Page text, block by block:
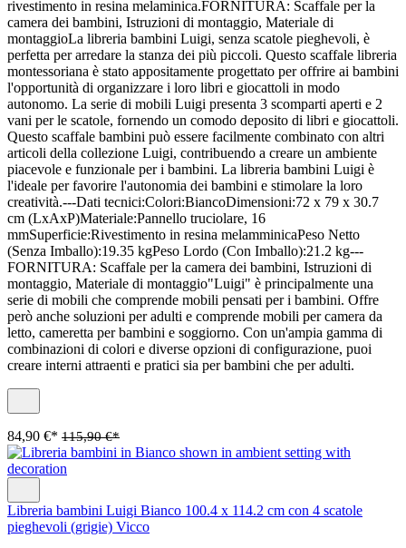
rivestimento in resina melaminica.FORNITURA: Scaffale per la
camera dei bambini, Istruzioni di montaggio, Materiale di
montaggioLa libreria bambini Luigi, senza scatole pieghevoli, è
perfetta per arredare la stanza dei più piccoli. Questo scaffale libreria
montessoriana è stato appositamente progettato per offrire ai bambini
l'opportunità di organizzare i loro libri e giocattoli in modo
autonomo. La serie di mobili Luigi presenta 3 scomparti aperti e 2
vani per le scatole, fornendo un comodo deposito di libri e giocattoli.
Questo scaffale bambini può essere facilmente combinato con altri
articoli della collezione Luigi, contribuendo a creare un ambiente
piacevole e funzionale per i bambini. La libreria bambini Luigi è
l'ideale per favorire l'autonomia dei bambini e stimolare la loro
creatività.---Dati tecnici:Colori:BiancoDimensioni:72 x 79 x 30.7
cm (LxAxP)Materiale:Pannello truciolare, 16
mmSuperficie:Rivestimento in resina melamminicaPeso Netto
(Senza Imballo):19.35 kgPeso Lordo (Con Imballo):21.2 kg---
FORNITURA: Scaffale per la camera dei bambini, Istruzioni di
montaggio, Materiale di montaggio"Luigi" è principalmente una
serie di mobili che comprende mobili pensati per i bambini. Offre
però anche soluzioni per adulti e comprende mobili per camera da
letto, cameretta per bambini e soggiorno. Con un'ampia gamma di
combinazioni di colori e diverse opzioni di configurazione, puoi
creare interni attraenti e pratici sia per bambini che per adulti.
84,90 €* 115,90 €*
Libreria bambini Luigi Bianco 100.4 x 114.2 cm con 4 scatole
pieghevoli (grigie) Vicco